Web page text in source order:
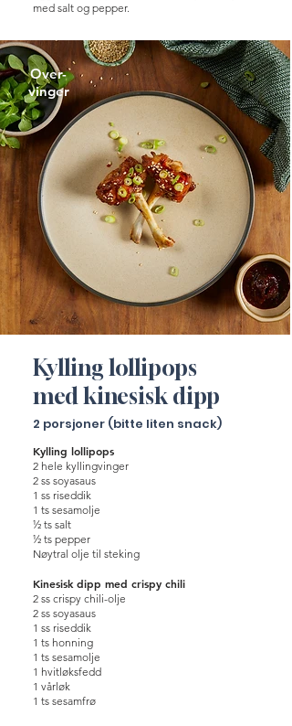
med salt og pepper.
Over-
vinger
Kylling lollipops
med kinesisk dipp
2 porsjoner (bitte liten snack)
Kylling lollipops
2 hele kyllingvinger
2 ss soyasaus
1 ss riseddik
1 ts sesamolje
½ ts salt
½ ts pepper
Nøytral olje til steking
Kinesisk dipp med crispy chili
2 ss crispy chili-olje
2 ss soyasaus
1 ss riseddik
1 ts honning
1 ts sesamolje
1 hvitløksfedd
1 vårløk
1 ts sesamfrø